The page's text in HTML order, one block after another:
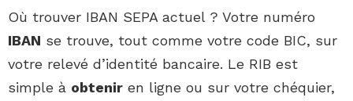
Où trouver IBAN SEPA actuel ? Votre numéro
IBAN se trouve, tout comme votre code BIC, sur
votre relevé d’identité bancaire. Le RIB est
simple à obtenir en ligne ou sur votre chéquier,